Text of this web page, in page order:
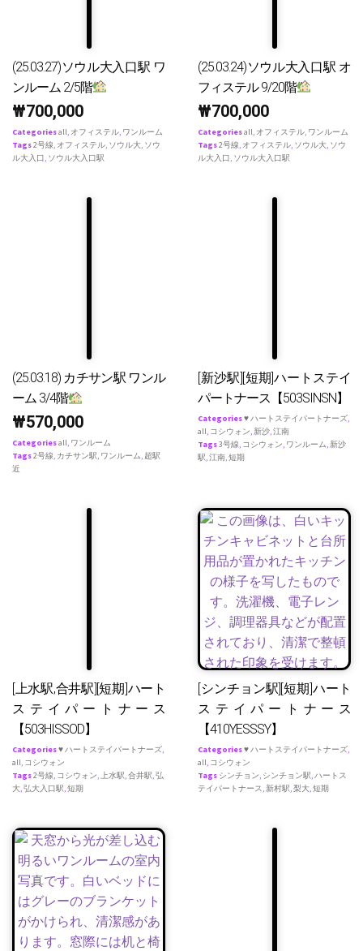
(25.03.27)ソウル大入口駅 ワ
ンルーム 2/5階
₩700,000
Categoriesall, オフィステル, ワンルーム
Tags2号線, オフィステル, ソウル大, ソウ
ル大入口, ソウル大入口駅
(25.03.24)ソウル大入口駅 オ
フィステル 9/20階
₩700,000
Categoriesall, オフィステル, ワンルーム
Tags2号線, オフィステル, ソウル大, ソウ
ル大入口, ソウル大入口駅
(25.03.18) カチサン駅 ワンル
ーム 3/4階
₩570,000
Categoriesall, ワンルーム
Tags2号線, カチサン駅, ワンルーム, 超駅
近
[新沙駅][短期]ハートステイ
パートナース【503SINSN】
Categories♥ ハートステイパートナーズ,
all, コシウォン,新沙,江南
Tags3号線, コシウォン, ワンルーム,新沙
駅,江南,短期
[上水駅,合井駅][短期]ハート
ステイパートナース
【503HISSOD】
Categories♥ ハートステイパートナーズ,
all, コシウォン
Tags2号線, コシウォン, 上水駅,合井駅,弘
大,弘大入口駅,短期
[シンチョン駅][短期]ハート
ステイパートナース
【410YESSSY】
Categories♥ ハートステイパートナーズ,
all, コシウォン
Tags シンチョン, シンチョン駅,ハートス
テイパートナース,新村駅,梨大,短期